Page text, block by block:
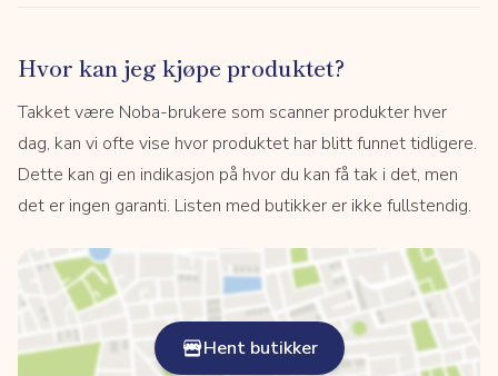
Hvor kan jeg kjøpe produktet?
Takket være Noba-brukere som scanner produkter hver
dag, kan vi ofte vise hvor produktet har blitt funnet tidligere.
Dette kan gi en indikasjon på hvor du kan få tak i det, men
det er ingen garanti. Listen med butikker er ikke fullstendig.
Hent butikker